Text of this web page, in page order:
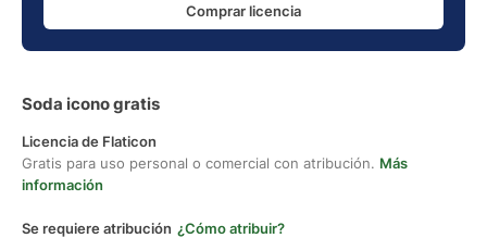
Comprar licencia
Soda icono gratis
Licencia de Flaticon
Gratis para uso personal o comercial con atribución. Más
información
Se requiere atribución ¿Cómo atribuir?